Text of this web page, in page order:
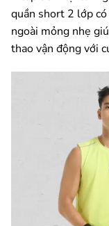
quần short 2 lớp
ngoài mỏng nhẹ
thao vận động với